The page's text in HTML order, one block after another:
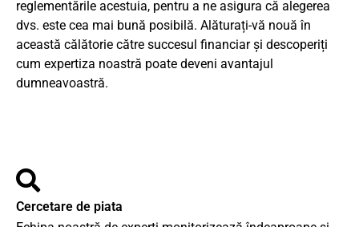
reglementările acestuia, pentru a ne asigura că alegerea
dvs. este cea mai bună posibilă. Alăturați-vă nouă în
această călătorie către succesul financiar și descoperiți
cum expertiza noastră poate deveni avantajul
dumneavoastră.
Cercetare de piata